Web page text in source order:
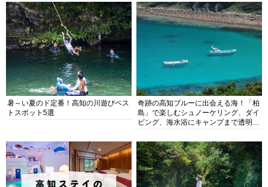
暑～い夏のド定番！高知の川遊びベス
トスポット5選
奇跡の高知ブルーに出会える海！「柏
島」で楽しむシュノーケリング、ダイ
ビング、海水浴にキャンプまで透明度